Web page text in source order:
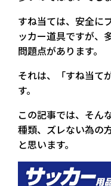
すね当ては、安全に
ッカー道具ですが、
問題点があります。
それは、「すね当て
す。
この記事では、そん
種類、ズレない為の
と思います。